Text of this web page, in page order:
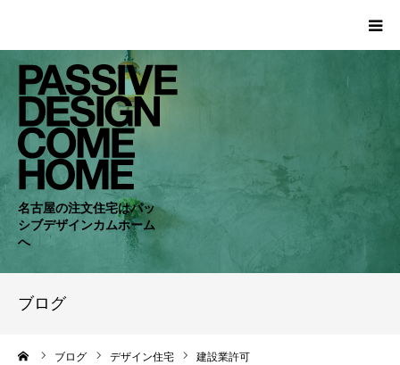
名古屋の注文住宅はパッ
シブデザインカムホーム
へ
ブログ
ブログ デザイン住宅 建設業許可
HOME
WORKS
COMPANY
CONCEPT